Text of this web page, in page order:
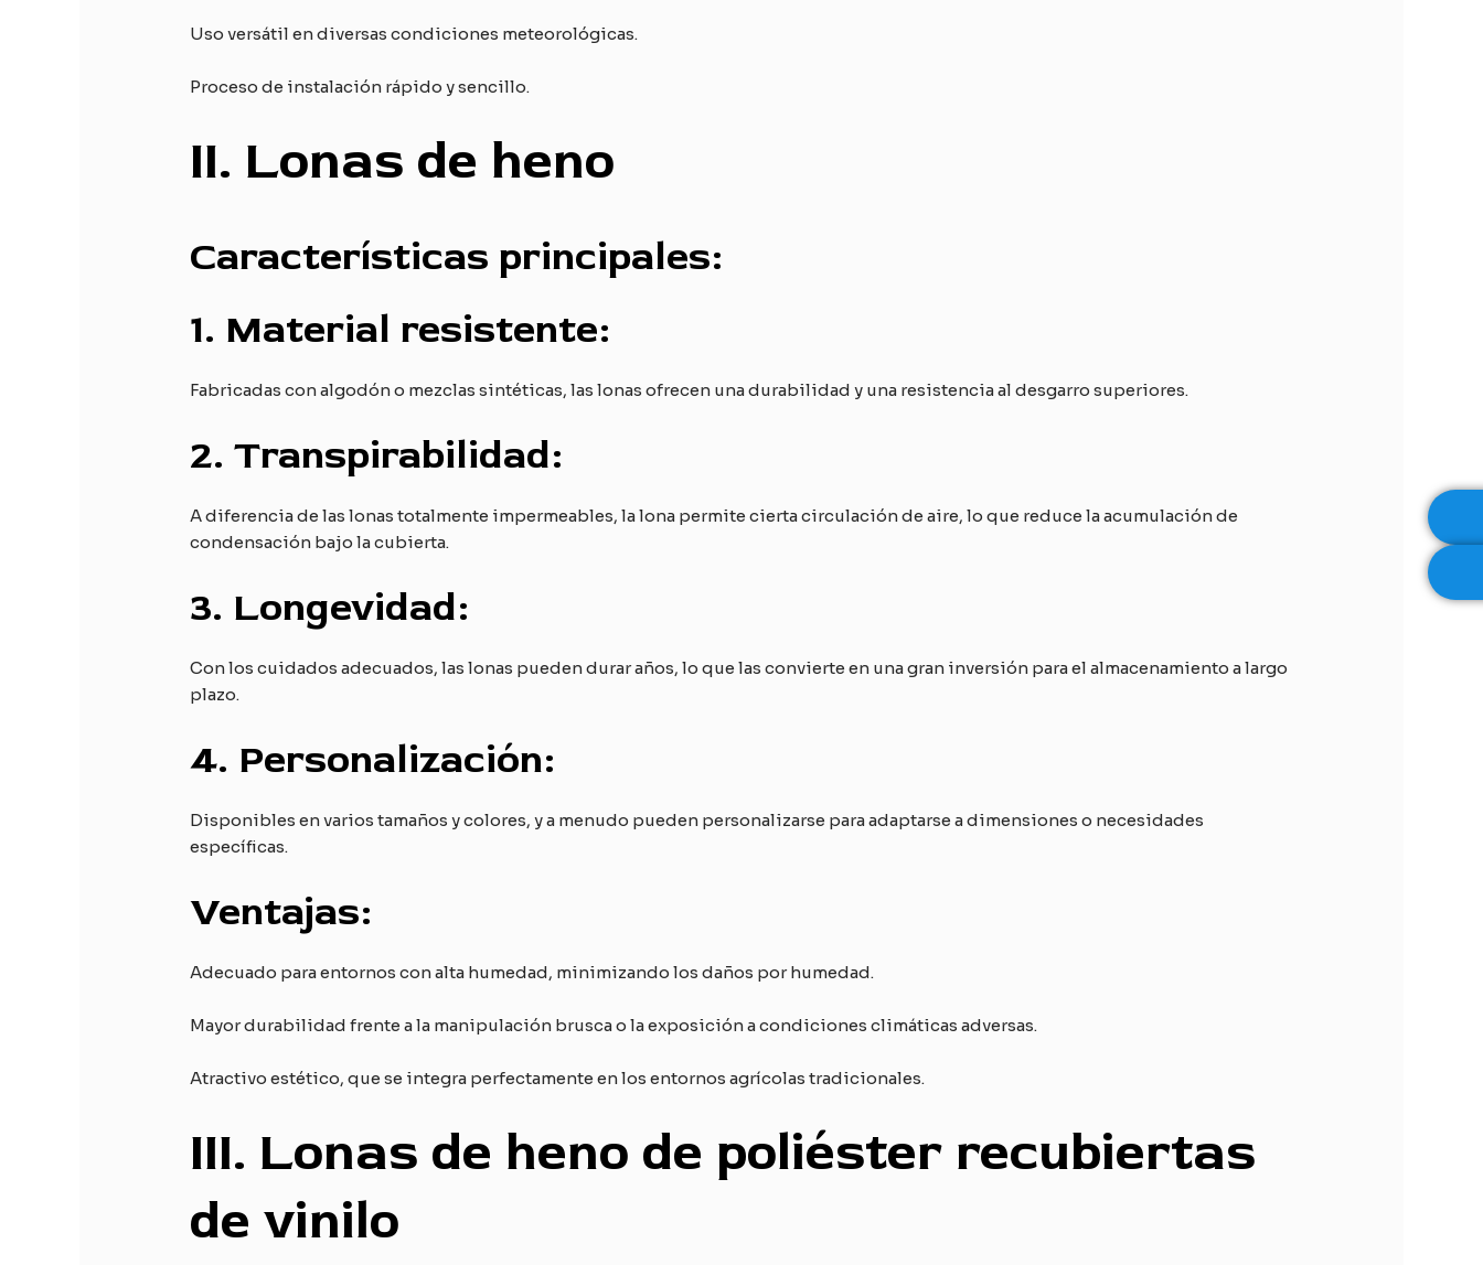
Uso versátil en diversas condiciones meteorológicas.
Proceso de instalación rápido y sencillo.
II. Lonas de heno
Características principales:
1. Material resistente:
Fabricadas con algodón o mezclas sintéticas, las lonas ofrecen una durabilidad y una resistencia al desgarro superiores.
2.Transpirabilidad:
A diferencia de las lonas totalmente impermeables, la lona permite cierta circulación de aire, lo que reduce la acumulación de
condensación bajo la cubierta.
3. Longevidad:
Con los cuidados adecuados, las lonas pueden durar años, lo que las convierte en una gran inversión para el almacenamiento a largo
plazo.
4. Personalización:
Disponibles en varios tamaños y colores, y a menudo pueden personalizarse para adaptarse a dimensiones o necesidades
específicas.
Ventajas:
Adecuado para entornos con alta humedad, minimizando los daños por humedad.
Mayor durabilidad frente a la manipulación brusca o la exposición a condiciones climáticas adversas.
Atractivo estético, que se integra perfectamente en los entornos agrícolas tradicionales.
III. Lonas de heno de poliéster recubiertas
de vinilo